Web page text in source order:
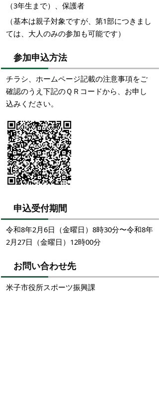
（3年生まで）、保護者
（基本は親子対象ですが、第1部につきまし
ては、大人のみの参加も可能です）
参加申込方法
チラシ、ホームページ記載の注意事項をご
確認のうえ下記のＱＲコードから、お申し
込みください。
申込受付期間
令和8年2月6日（金曜日）8時30分〜令和8年
2月27日（金曜日）12時00分
お問い合わせ先
米子市役所スポーツ振興課